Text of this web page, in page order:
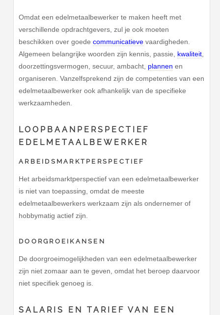
Omdat een edelmetaalbewerker te maken heeft met
verschillende opdrachtgevers, zul je ook moeten
beschikken over goedecommunicatieve vaardigheden.
Algemeen belangrijke woorden zijn kennis, passie, kwaliteit
doorzettingsvermogen, secuur, ambacht, plannen en
organiseren. Vanzelfsprekend zijn de competenties van een
edelmetaalbewerker ook afhankelijk van de specifieke
werkzaamheden.
LOOPBAANPERSPECTIEF
EDELMETAALBEWERKER
ARBEIDSMARKTPERSPECTIEF
Het arbeidsmarktperspectief van een edelmetaalbewerker
is niet van toepassing, omdat de meeste
edelmetaalbewerkers werkzaam zijn als ondernemer of
hobbymatig actief zijn.
DOORGROEIKANSEN
De doorgroeimogelijkheden van een edelmetaalbewerker
zijn niet zomaar aan te geven, omdat het beroep daarvoor
niet specifiek genoeg is.
SALARIS EN TARIEF VAN EEN